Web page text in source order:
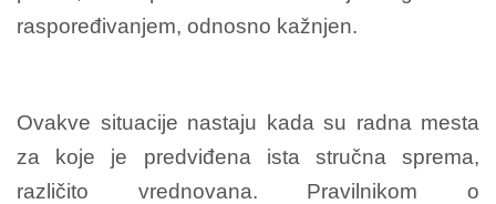
raspoređivanjem, odnosno kažnjen.
Ovakve situacije nastaju kada su radna mesta
za koje je predviđena ista stručna sprema,
različito vrednovana. Pravilnikom o